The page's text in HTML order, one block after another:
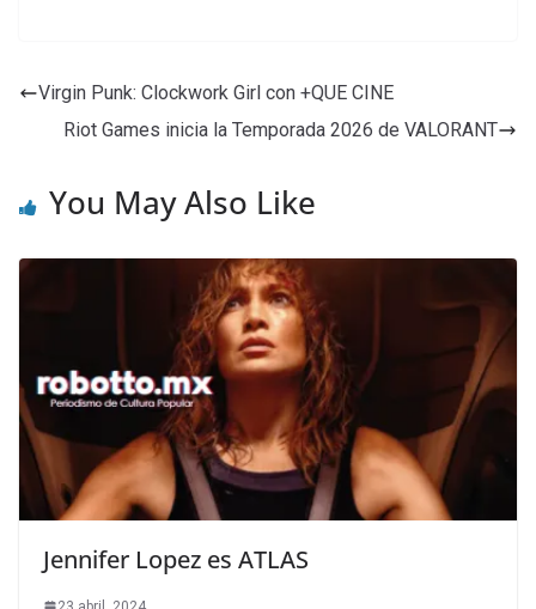
Virgin Punk: Clockwork Girl con +QUE CINE
Riot Games inicia la Temporada 2026 de VALORANT
You May Also Like
Jennifer Lopez es ATLAS